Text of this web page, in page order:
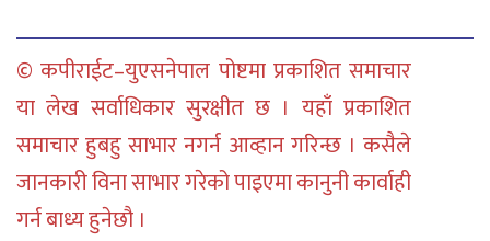
© कपीराईट–युएसनेपाल पोष्टमा प्रकाशित समाचार
या लेख सर्वाधिकार सुरक्षीत छ । यहाँ प्रकाशित
समाचार हुबहु साभार नगर्न आव्हान गरिन्छ । कसैले
जानकारी विना साभार गरेको पाइएमा कानुनी कार्वाही
गर्न बाध्य हुनेछौ ।